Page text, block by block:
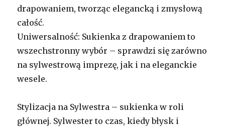
drapowaniem, tworząc elegancką i zmysłową
całość.
Uniwersalność: Sukienka z drapowaniem to
wszechstronny wybór – sprawdzi się zarówno
na sylwestrową imprezę, jak i na eleganckie
wesele.
Stylizacja na Sylwestra – sukienka w roli
głównej. Sylwester to czas, kiedy błysk i